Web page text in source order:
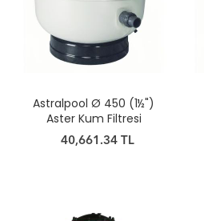
Astralpool Ø 450 (1½")
Aster Kum Filtresi
40,661.34 TL